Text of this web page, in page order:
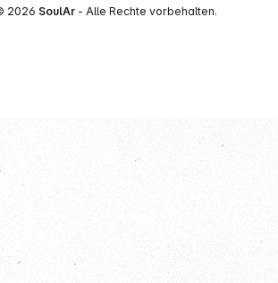
2026 SoulAr- Alle Rechte vorbehalten.